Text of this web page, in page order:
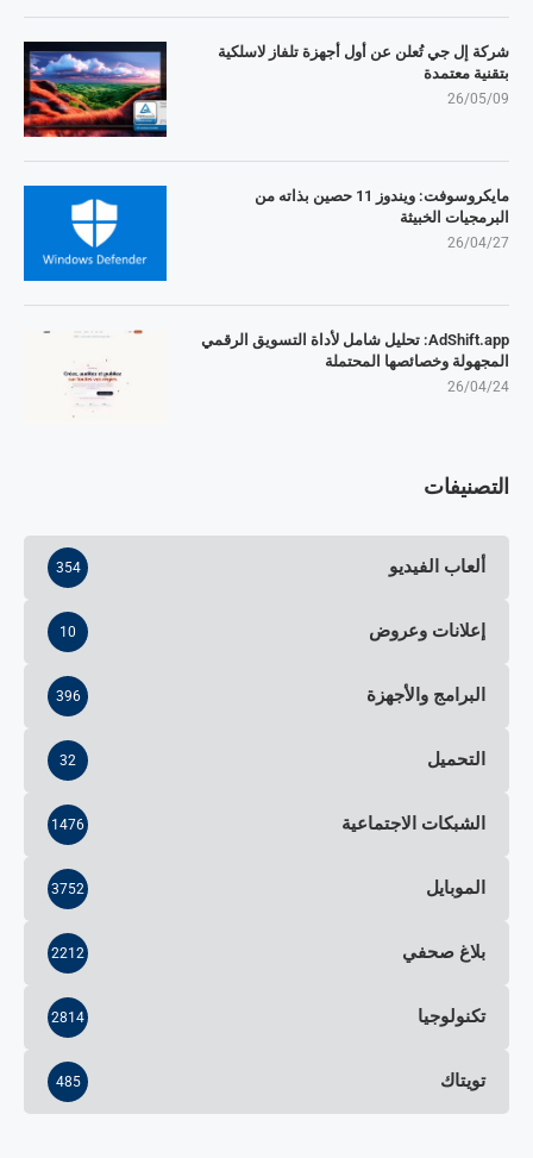
شركة إل جي تُعلن عن أول أجهزة تلفاز لاسلكية
بتقنية معتمدة
26/05/09
مايكروسوفت: ويندوز 11 حصين بذاته من
البرمجيات الخبيثة
26/04/27
AdShift.app: تحليل شامل لأداة التسويق الرقمي
المجهولة وخصائصها المحتملة
26/04/24
التصنيفات
ألعاب الفيديو 354
إعلانات وعروض 10
البرامج والأجهزة 396
التحميل 32
الشبكات الاجتماعية 1476
الموبايل 3752
بلاغ صحفي 2212
تكنولوجيا 2814
تويتاك 485